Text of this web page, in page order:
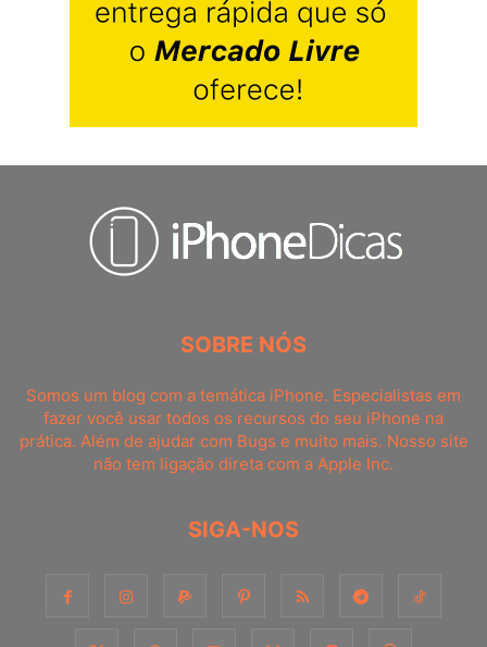
SOBRE NÓS
Somos um blog com a temática iPhone. Especialistas em
fazer você usar todos os recursos do seu iPhone na
prática. Além de ajudar com Bugs e muito mais. Nosso site
não tem ligação direta com a Apple Inc.
SIGA-NOS